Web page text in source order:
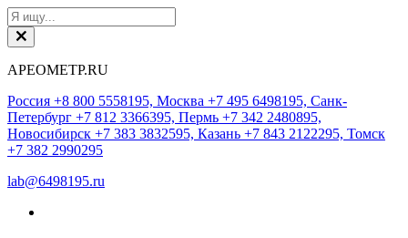
АРЕОМЕТР.RU
Россия +8 800 5558195, Москва +7 495 6498195, Санк-
Петербург +7 812 3366395, Пермь +7 342 2480895,
Новосибирск +7 383 3832595, Казань +7 843 2122295, Томск
+7 382 2990295
lab@6498195.ru